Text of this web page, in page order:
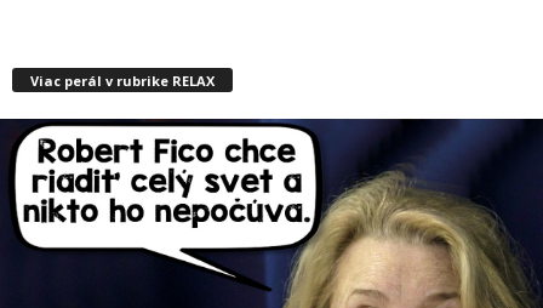
Viac perál v rubrike RELAX